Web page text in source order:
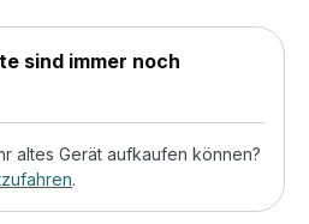
sind immer noch
altes Gerät aufkaufen können?
.